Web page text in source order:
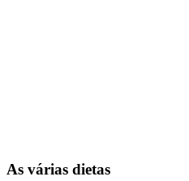
As várias dietas